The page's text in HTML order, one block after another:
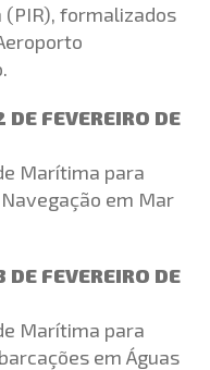
formalizados
FEVEREIRO DE
Marítima para
em Mar
FEVEREIRO DE
Marítima para
em Águas